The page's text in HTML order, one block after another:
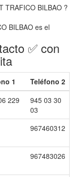
TRAFICO BILBAO ?
BILBAO es el
✅ con
1
Teléfono 2
229
945 03 30
03
967460312
967483026